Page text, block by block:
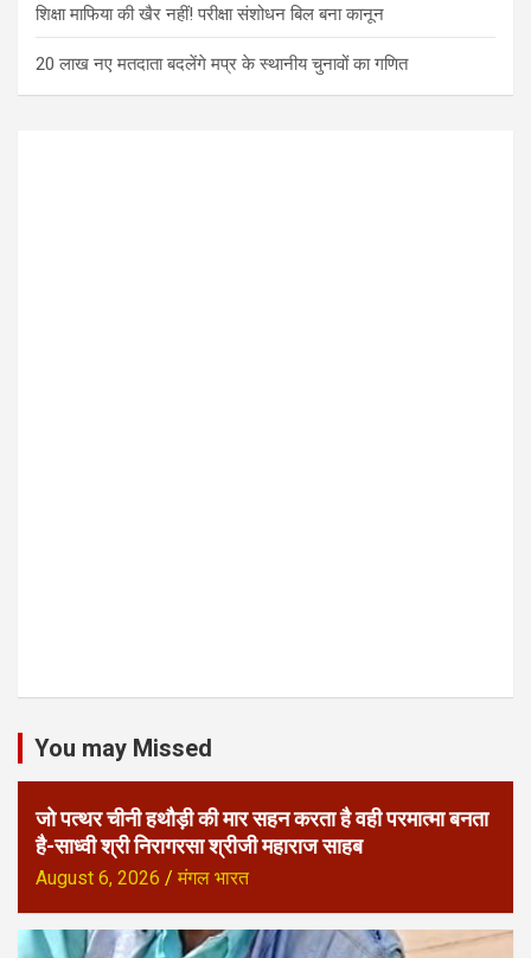
शिक्षा माफिया की खैर नहीं! परीक्षा संशोधन बिल बना कानून
20 लाख नए मतदाता बदलेंगे मप्र के स्थानीय चुनावों का गणित
You may Missed
जो पत्थर चीनी हथौड़ी की मार सहन करता है वही परमात्मा बनता
है-साध्वी श्री निरागरसा श्रीजी महाराज साहब
August 6, 2026 मंगल भारत